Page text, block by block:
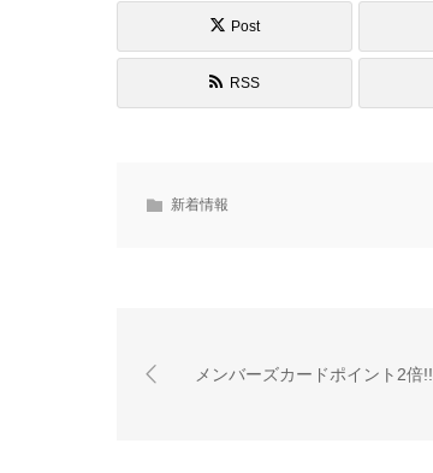
Post
RSS
新着情報
メンバーズカードポイント2倍!!